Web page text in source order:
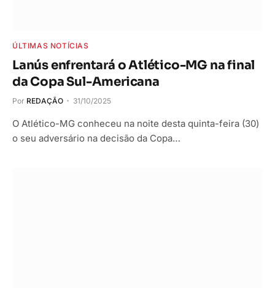
ÚLTIMAS NOTÍCIAS
Lanús enfrentará o Atlético-MG na final
da Copa Sul-Americana
Por REDAÇÃO 31/10/2025
O Atlético-MG conheceu na noite desta quinta-feira (30)
o seu adversário na decisão da Copa…